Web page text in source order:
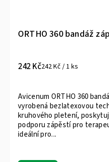
ORTHO 360 bandáž
242 Kč242 Kč / 1 ks
Avicenum ORTHO 360
vyrobená bezlatexovou
kruhového pletení,
podporu zápěstí pro
ideální pro...